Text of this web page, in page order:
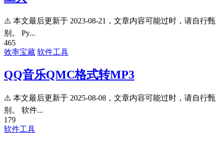
⚠️ 本文最后更新于 2023-08-21，文章内容可能过时，请自行甄
别。 Py...
465
效率宝藏 软件工具
QQ音乐QMC格式转MP3
⚠️ 本文最后更新于 2025-08-08，文章内容可能过时，请自行甄
别。 软件...
179
软件工具